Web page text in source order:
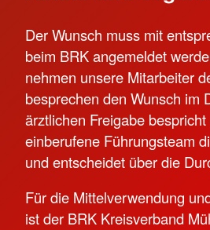
Der Wunsch muss mit
beim BRK angemeldet
nehmen unsere Mitarbeiter
besprechen den Wunsch im
ärztlichen Freigabe
einberufene Führungsteam
und entscheidet über die
Für die Mittelverwendung
ist der BRK Kreisverband